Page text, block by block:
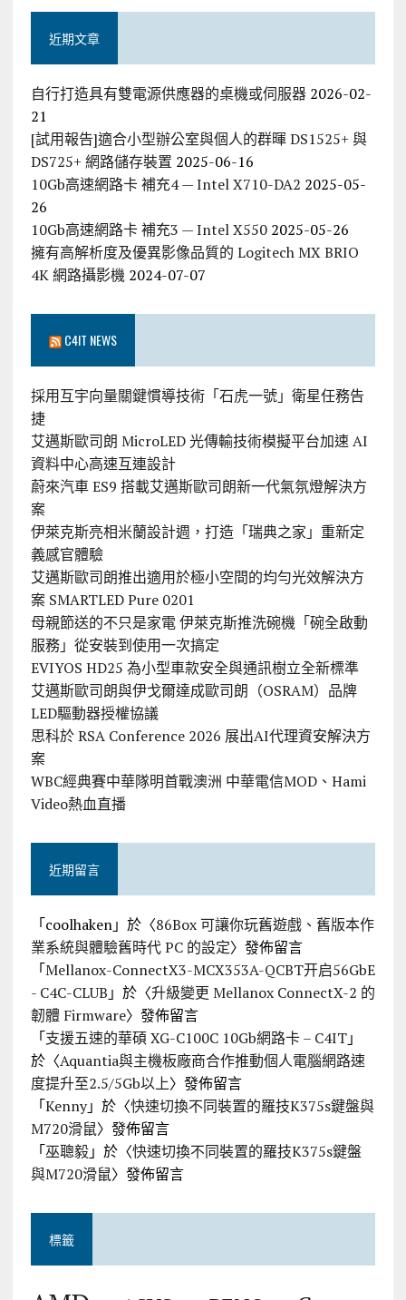
近期文章
自行打造具有雙電源供應器的桌機或伺服器 2026-02-
21
[試用報告]適合小型辦公室與個人的群暉 DS1525+ 與
DS725+ 網路儲存裝置 2025-06-16
10Gb高速網路卡 補充4 — Intel X710-DA2 2025-05-
26
10Gb高速網路卡 補充3 — Intel X550 2025-05-26
擁有高解析度及優異影像品質的 Logitech MX BRIO
4K 網路攝影機 2024-07-07
C4IT NEWS
採用互宇向量關鍵慣導技術「石虎一號」衛星任務告
捷
艾邁斯歐司朗 MicroLED 光傳輸技術模擬平台加速 AI
資料中心高速互連設計
蔚來汽車 ES9 搭載艾邁斯歐司朗新一代氣氛燈解決方
案
伊萊克斯亮相米蘭設計週，打造「瑞典之家」重新定
義感官體驗
艾邁斯歐司朗推出適用於極小空間的均勻光效解決方
案 SMARTLED Pure 0201
母親節送的不只是家電 伊萊克斯推洗碗機「碗全啟動
服務」從安裝到使用一次搞定
EVIYOS HD25 為小型車款安全與通訊樹立全新標準
艾邁斯歐司朗與伊戈爾達成歐司朗（OSRAM）品牌
LED驅動器授權協議
思科於 RSA Conference 2026 展出AI代理資安解決方
案
WBC經典賽中華隊明首戰澳洲 中華電信MOD、Hami
Video熱血直播
近期留言
「coolhaken」於〈86Box 可讓你玩舊遊戲、舊版本作
業系統與體驗舊時代 PC 的設定〉發佈留言
「Mellanox-ConnectX3-MCX353A-QCBT开启56GbE
- C4C-CLUB 」於〈升級變更 Mellanox ConnectX-2 的
韌體 Firmware〉發佈留言
「支援五速的華碩 XG-C100C 10Gb網路卡 – C4IT」
於〈Aquantia與主機板廠商合作推動個人電腦網路速
度提升至2.5/5Gb以上〉發佈留言
「Kenny」於〈快速切換不同裝置的羅技K375s鍵盤與
M720滑鼠〉發佈留言
「巫聰毅」於〈快速切換不同裝置的羅技K375s鍵盤
與M720滑鼠〉發佈留言
標籤